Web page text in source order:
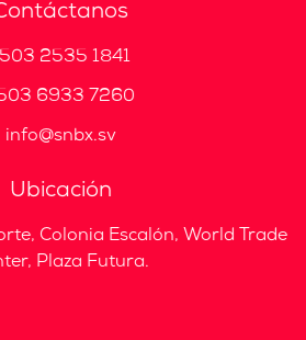
2535 1841
6933 7260
info@snbx.sv
Ubicación
Colonia Escalón, World Trade
Plaza Futura.